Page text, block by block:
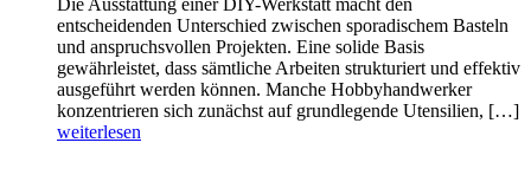
Die Ausstattung einer DIY-Werkstatt macht den
entscheidenden Unterschied zwischen sporadischem Basteln
und anspruchsvollen Projekten. Eine solide Basis
gewährleistet, dass sämtliche Arbeiten strukturiert und effektiv
ausgeführt werden können. Manche Hobbyhandwerker
konzentrieren sich zunächst auf grundlegende Utensilien, […]
weiterlesen